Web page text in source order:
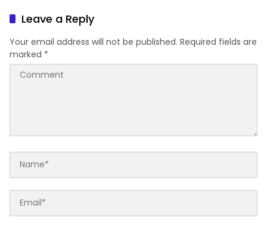
Paskibra di Dua
Kecamatan Jelang HUT RI
Leave a Reply
Your email address will not be published. Required fields are
marked *